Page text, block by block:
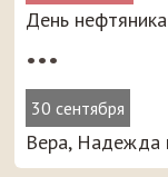
День нефтяника
•••
30 сентября
Вера, Надежда